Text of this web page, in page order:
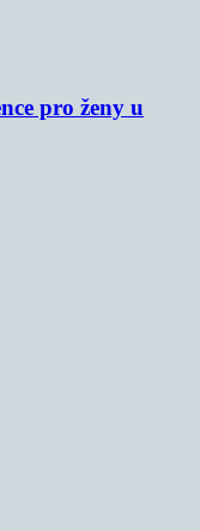
pro ženy u